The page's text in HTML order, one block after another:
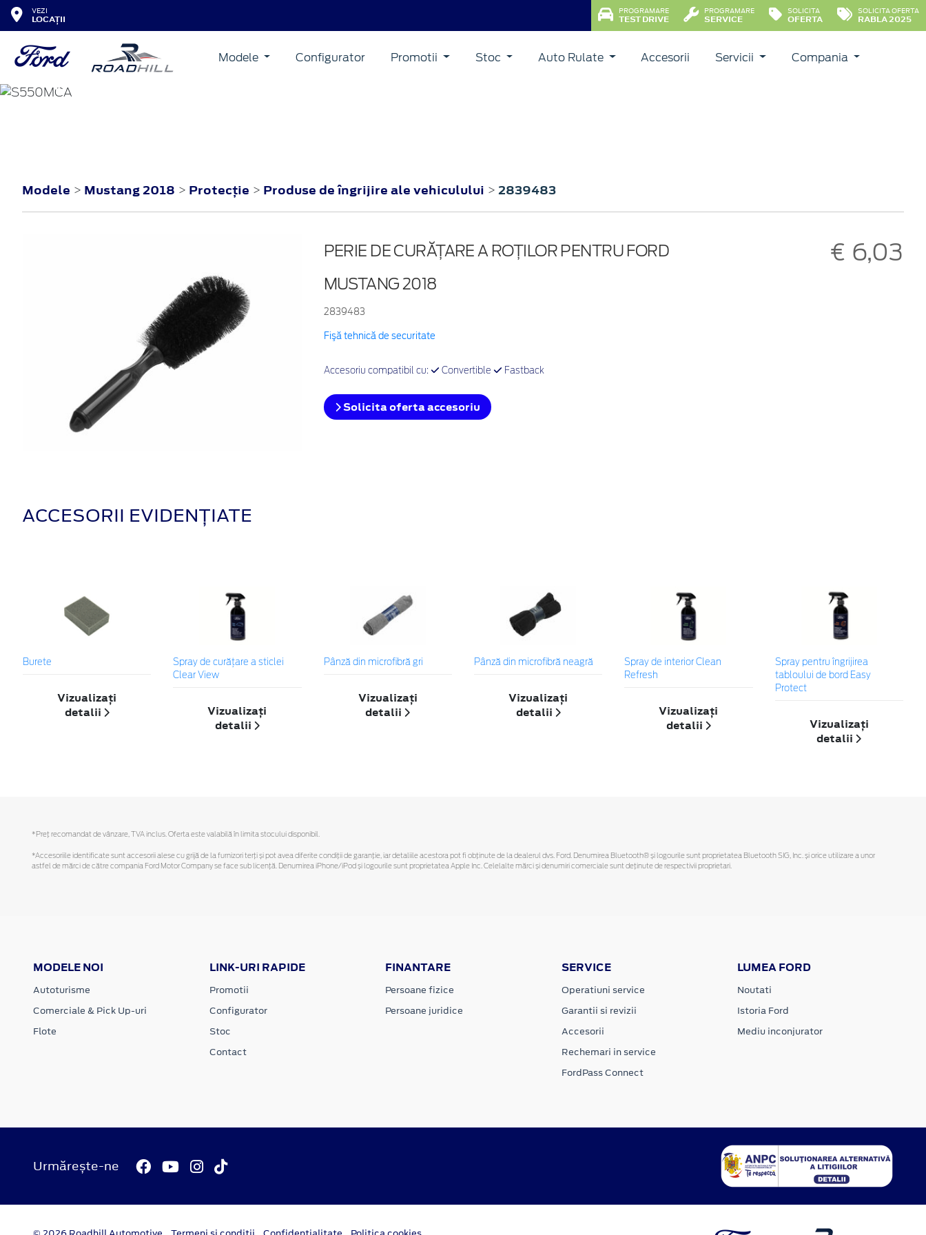
VEZI
LOCAȚII
PROGRAMARE
TEST DRIVE
PROGRAMARE
SERVICE
SOLICITA
OFERTA
SOLICITA OFERTA
RABLA 2025
Modele Configurator Promotii Stoc Auto Rulate Accesorii Servicii Compania
MUSTANG
Modele > Mustang 2018 > Protecţie > Produse de îngrijire ale vehiculului > 2839483
PERIE DE CURĂȚARE A ROȚILOR PENTRU FORD
MUSTANG 2018
2839483
€ 6,03
Fişă tehnică de securitate
Accesoriu compatibil cu: Convertible Fastback
Solicita oferta accesoriu
ACCESORII EVIDENȚIATE
Burete
Vizualizați
detalii
Spray de curățare a sticlei
Clear View
Vizualizați
detalii
Pânză din microfibră gri
Vizualizați
detalii
Pânză din microfibră neagră
Vizualizați
detalii
Spray de interior Clean
Refresh
Vizualizați
detalii
Spray pentru îngrijirea
tabloului de bord Easy
Protect
Vizualizați
detalii
*Preţ recomandat de vânzare, TVA inclus. Oferta este valabilă în limita stocului disponibil.
*Accesoriile identificate sunt accesorii alese cu grijă de la furnizori terți și pot avea diferite condiții de garanție, iar detaliile acestora pot fi obținute de la dealerul dvs. Ford. Denumirea Bluetooth® și logourile sunt proprietatea Bluetooth SIG, Inc. și orice utilizare a unor
astfel de mărci de către compania Ford Motor Company se face sub licență. Denumirea iPhone/iPod și logourile sunt proprietatea Apple Inc. Celelalte mărci și denumiri comerciale sunt deținute de respectivii proprietari.
MODELE NOI
Autoturisme
Comerciale & Pick Up-uri
Flote
LINK-URI RAPIDE
Promotii
Configurator
Stoc
Contact
FINANTARE
Persoane fizice
Persoane juridice
SERVICE
Operatiuni service
Garantii si revizii
Accesorii
Rechemari in service
FordPass Connect
LUMEA FORD
Noutati
Istoria Ford
Mediu inconjurator
Urmărește-ne